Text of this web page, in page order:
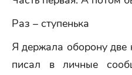
Раз – ступенька
Я держала оборону две
писал в личные